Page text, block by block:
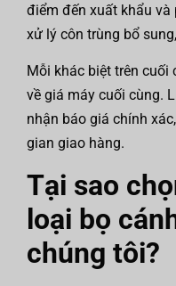
điểm đến xuất khẩu
xử lý côn trùng bổ
Mỗi khác biệt trên cuối
về giá máy cuối cùng.
nhận báo giá chính
gian giao hàng.
Tại sao
loại bọ
chúng tôi?